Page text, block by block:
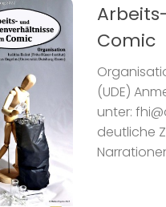
Comic
(UDE)
unter:
deutliche